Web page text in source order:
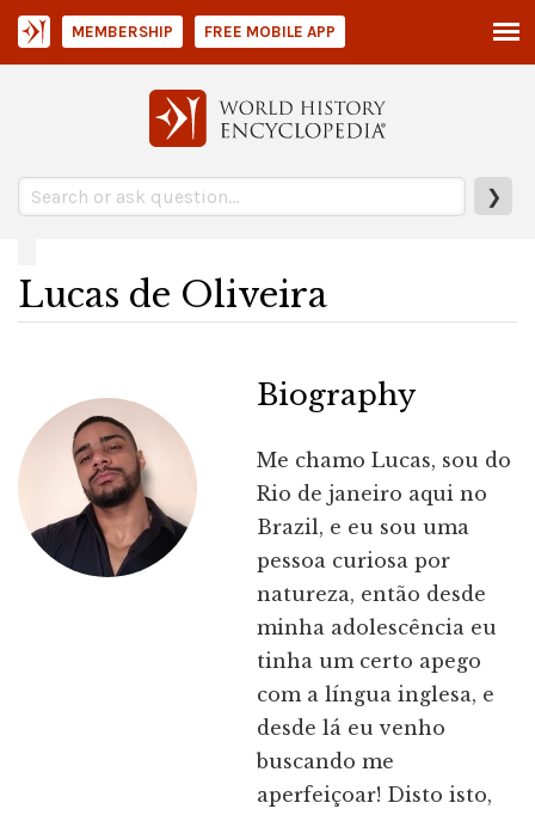
❯
MEMBERSHIP FREE MOBILE APP
Lucas de Oliveira
Biography
Me chamo Lucas, sou do
Rio de janeiro aqui no
Brazil, e eu sou uma
pessoa curiosa por
natureza, então desde
minha adolescência eu
tinha um certo apego
com a língua inglesa, e
desde lá eu venho
buscando me
aperfeiçoar! Disto isto,